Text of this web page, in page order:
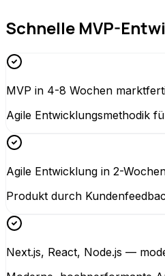
Schnelle MVP-
MVP in 4-8 Wochen
Agile Entwicklungsmethodik
Agile Entwicklung in 2-
Produkt durch
Next.js, React, Node.js —